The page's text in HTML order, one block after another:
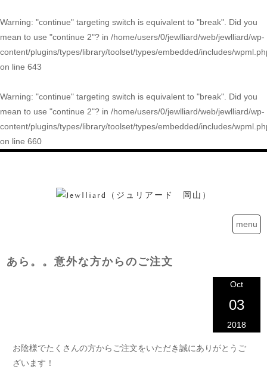
Warning: "continue" targeting switch is equivalent to "break". Did you
mean to use "continue 2"? in /home/users/0/jewlliard/web/jewlliard/wp-
content/plugins/types/library/toolset/types/embedded/includes/
on line 643
Warning: "continue" targeting switch is equivalent to "break". Did you
mean to use "continue 2"? in /home/users/0/jewlliard/web/jewlliard/wp-
content/plugins/types/library/toolset/types/embedded/includes/
on line 660
menu
あら。。意外な方からのご注文
Oct
03
2018
お陰様でたくさんの方からご注文をいただき誠にありがとうご
ざいます！